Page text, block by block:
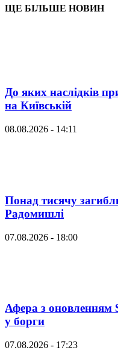
ЩЕ БІЛЬШЕ НОВИН
До яких наслідків
на Київській
08.08.2026 - 14:11
Понад тисячу
Радомишлі
07.08.2026 - 18:00
Афера з оновленням
у борги
07.08.2026 - 17:23